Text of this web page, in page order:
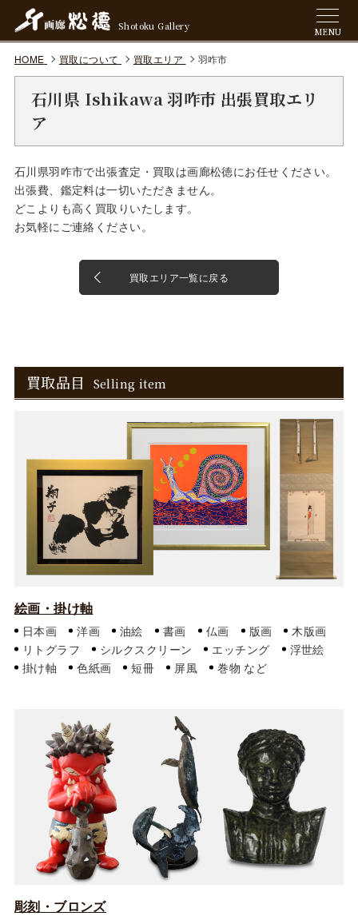
Shotoku Gallery MENU
HOME 買取について 買取エリア 羽咋市
石川県 Ishikawa 羽咋市 出張買取エリ
ア
石川県羽咋市で出張査定・買取は画廊松徳にお任せください。
出張費、鑑定料は一切いただきません。
どこよりも高く買取りいたします。
お気軽にご連絡ください。
買取エリア一覧に戻る
買取品目 Selling item
絵画・掛け軸
日本画 洋画 油絵 書画 仏画 版画
木版画
リトグラフ
シルクスクリーン エッチング
浮世絵
掛け軸
色紙画 短冊 屏風 巻物
彫刻・ブロンズ